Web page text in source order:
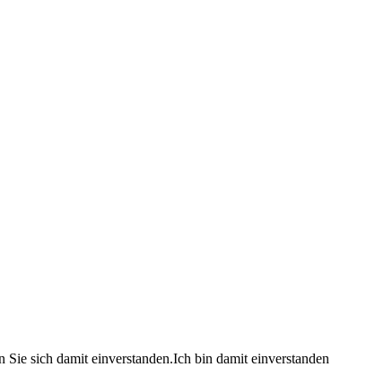
Sie sich damit einverstanden.Ich bin damit einverstanden